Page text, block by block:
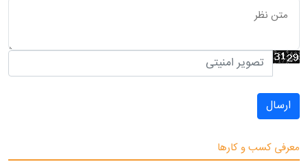
ارسال
معرفی کسب و کارها